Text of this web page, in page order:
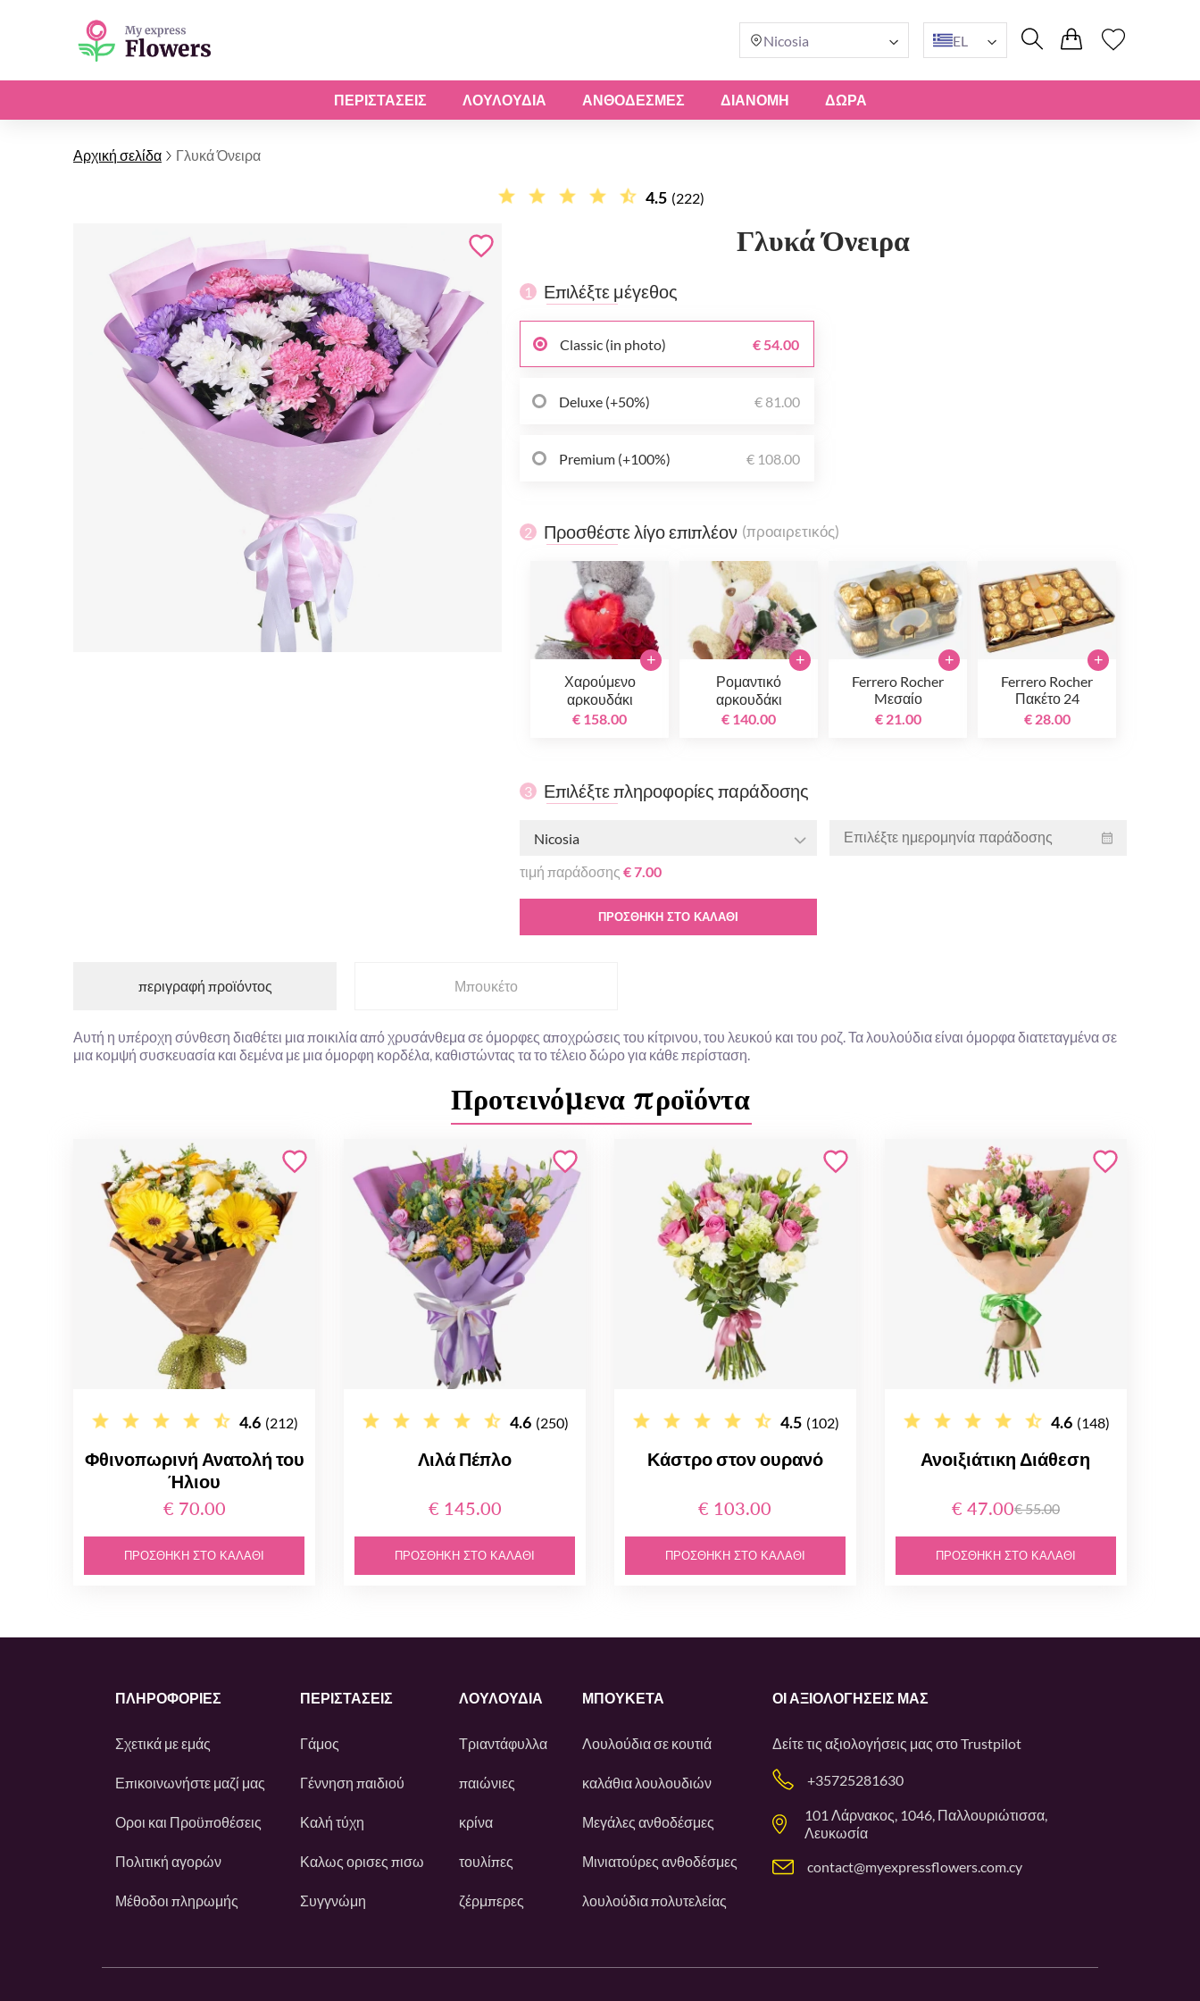
Nicosia EL
ΠΕΡΙΣΤΆΣΕΙΣ ΛΟΥΛΟΎΔΙΑ ΑΝΘΟΔΈΣΜΕΣ ΔΙΑΝΟΜΗ ΔΏΡΑ
Αρχική σελίδα Γλυκά Όνειρα
4.5 (222)
Γλυκά Όνειρα
1 Επιλέξτε μέγεθος
Classic (in photo) € 54.00
Deluxe (+50%) € 81.00
Premium (+100%) € 108.00
2 Προσθέστε λίγο επιπλέον (προαιρετικός)
Χαρούμενο
αρκουδάκι
€ 158.00
+
Ρομαντικό
αρκουδάκι
€ 140.00
+
Ferrero Rocher
Mεσαίο
€ 21.00
+
Ferrero Rocher
Πακέτο 24
τεμαχίων
€ 28.00
+
3 Επιλέξτε πληροφορίες παράδοσης
Nicosia
τιμή παράδοσης€ 7.00
ΠΡΟΣΘΉΚΗ ΣΤΟ ΚΑΛΆΘΙ
περιγραφή προϊόντος Μπουκέτο
Αυτή η υπέροχη σύνθεση διαθέτει μια ποικιλία από χρυσάνθεμα σε όμορφες αποχρώσεις του κίτρινου, του λευκού και του ροζ. Τα λουλούδια είναι όμορφα διατεταγμένα σε
μια κομψή συσκευασία και δεμένα με μια όμορφη κορδέλα, καθιστώντας τα το τέλειο δώρο για κάθε περίσταση.
Προτεινόμενα προϊόντα
4.6 (212)
Φθινοπωρινή Ανατολή του
Ήλιου
€ 70.00
ΠΡΟΣΘΉΚΗ ΣΤΟ ΚΑΛΆΘΙ
4.6 (250)
Λιλά Πέπλο
€ 145.00
ΠΡΟΣΘΉΚΗ ΣΤΟ ΚΑΛΆΘΙ
4.5 (102)
Κάστρο στον ουρανό
€ 103.00
ΠΡΟΣΘΉΚΗ ΣΤΟ ΚΑΛΆΘΙ
4.6 (148)
Ανοιξιάτικη Διάθεση
€ 47.00€ 55.00
ΠΡΟΣΘΉΚΗ ΣΤΟ ΚΑΛΆΘΙ
ΠΛΗΡΟΦΟΡΙΕΣ
Σχετικά με εμάς
Επικοινωνήστε μαζί μας
Οροι και Προϋποθέσεις
Πολιτική αγορών
Μέθοδοι πληρωμής
ΠΕΡΙΣΤΆΣΕΙΣ
Γάμος
Γέννηση παιδιού
Καλή τύχη
Καλως ορισες πισω
Συγγνώμη
ΛΟΥΛΟΎΔΙΑ
Τριαντάφυλλα
παιώνιες
κρίνα
τουλίπες
ζέρμπερες
ΜΠΟΥΚΕΤΑ
Λουλούδια σε κουτιά
καλάθια λουλουδιών
Μεγάλες ανθοδέσμες
Μινιατούρες ανθοδέσμες
λουλούδια πολυτελείας
ΟΙ ΑΞΙΟΛΟΓΉΣΕΙΣ ΜΑΣ
Δείτε τις αξιολογήσεις μας στοTrustpilot
+35725281630
101 Λάρνακος, 1046, Παλλουριώτισσα,
Λευκωσία
contact@myexpressflowers.com.cy